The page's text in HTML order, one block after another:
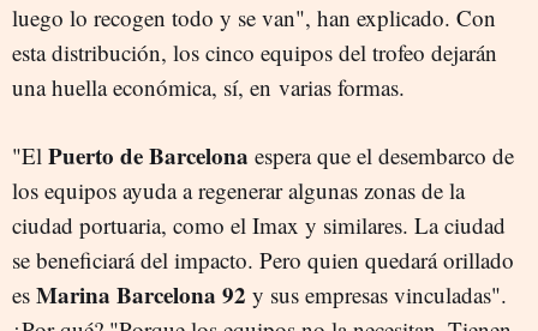
luego lo recogen todo y se van", han explicado. Con
esta distribución, los cinco equipos del trofeo dejarán
una huella económica, sí, en varias formas.
"El Puerto de Barcelona espera que el desembarco de
los equipos ayuda a regenerar algunas zonas de la
ciudad portuaria, como el Imax y similares. La ciudad
se beneficiará del impacto. Pero quien quedará orillado
es Marina Barcelona 92 y sus empresas vinculadas".